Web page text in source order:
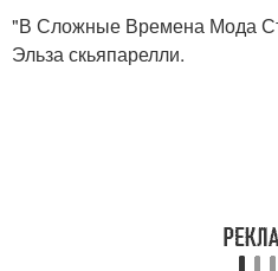
"В Сложные Времена Мода
Эльза скьяпарелли.